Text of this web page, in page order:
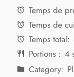
Temps de
Temps de
Temps total:
Portions : 4
Category: